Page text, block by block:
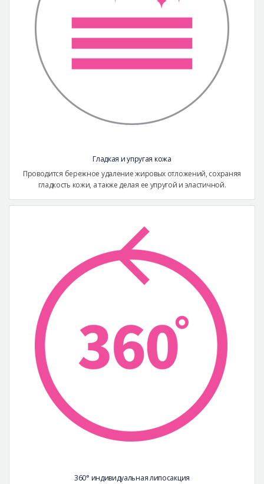
Гладкая и упругая кожа
Проводится бережное удаление жировых отложений, сохраняя
гладкость кожи, а также делая ее упругой и эластичной.
360° индивидуальная липосакция